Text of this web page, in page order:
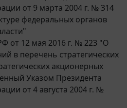
федеральных органов
от 12 мая 2016 г. № 223 "О
в перечень стратегических
акционерных
Указом Президента
от 4 августа 2004 г. №